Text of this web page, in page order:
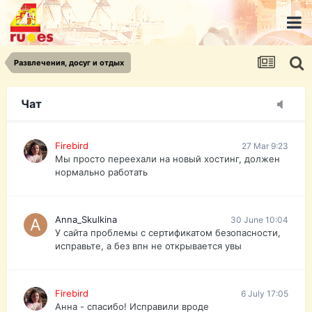
Развлечения, досуг и отдых
Чат
urist.dokument@gmail.com
https://pasport-ua.com/
Телеграмм @uristpassua
Firebird
Друзья - из России без VPN сайт и форум
Firebird 27 Mar 9:23
Мы просто переехали на новый хостинг, должен
нормально работать
Anna_Skulkina 30 June 10:04
У сайта проблемы с сертификатом безопасности,
исправьте, а без впн не открывается увы
Firebird 6 July 17:05
Анна - спасибо! Исправили вроде